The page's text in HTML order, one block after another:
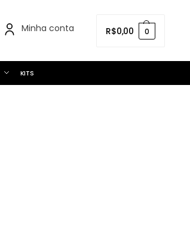
Minha conta R$0,00 0
KITS